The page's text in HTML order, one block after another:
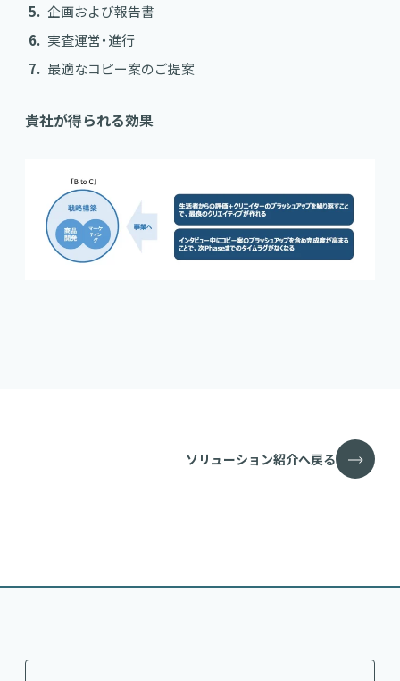
企画および報告書
実査運営・進行
最適なコピー案のご提案
貴社が得られる効果
ソリューション紹介へ戻る